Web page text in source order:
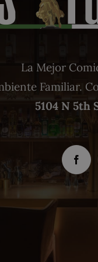
La Mejor
Familiar.
5104 N 5th